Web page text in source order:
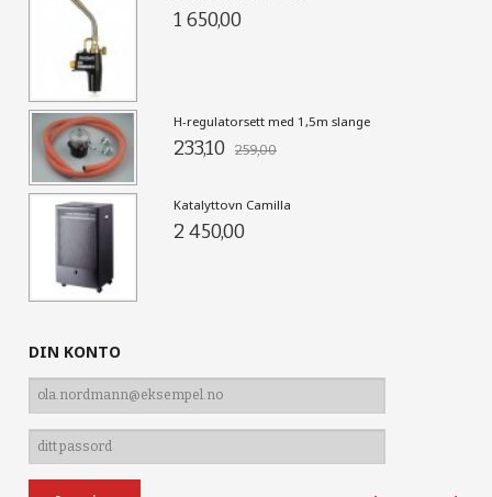
1 650,00
H-regulatorsett med 1,5m slange
233,10 259,00
Katalyttovn Camilla
2 450,00
DIN KONTO